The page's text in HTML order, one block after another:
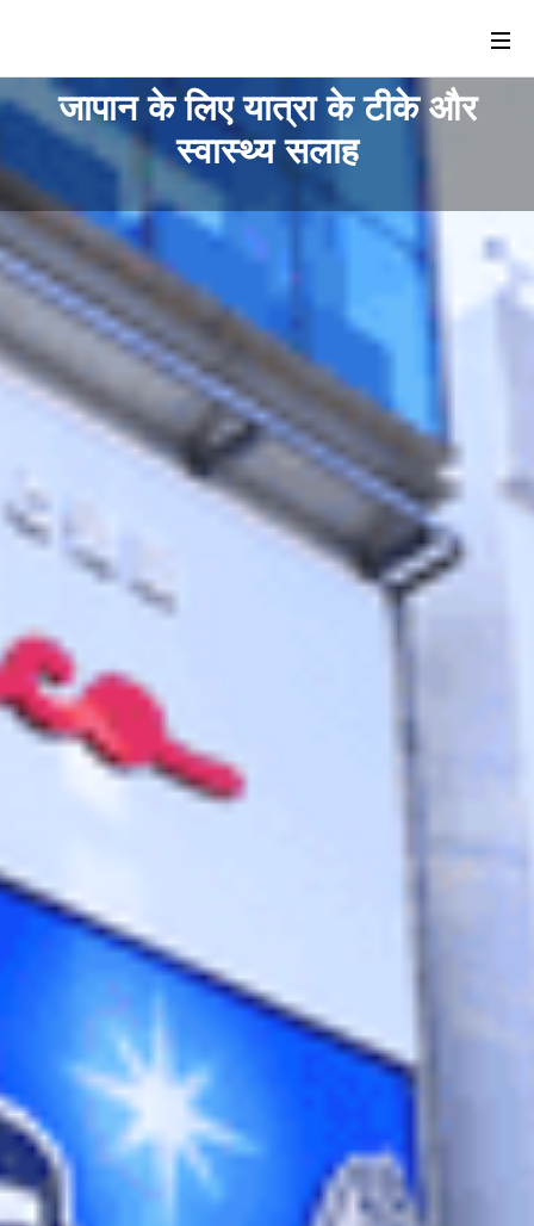
जापान के लिए यात्रा के टीके और
स्वास्थ्य सलाह